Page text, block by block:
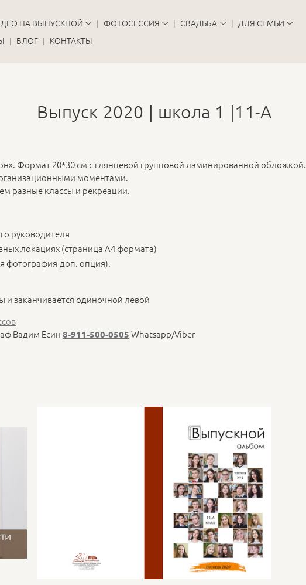
НА ВЫПУСКНОЙ ФОТОСЕССИЯ СВАДЬБА
ДЛЯ СЕМЬИ
БЛОГ КОНТАКТЫ
Выпуск 2020 | школа 1 |11-А
Формат 20*30 см с глянцевой групповой ламинированной обложкой.
моментами.
разные классы и рекреации.
руководителя
локациях (страница А4 формата)
фотография-доп. опция).
и заканчивается одиночной левой
Вадим Есин8-911-500-0505 Whatsapp/Viber